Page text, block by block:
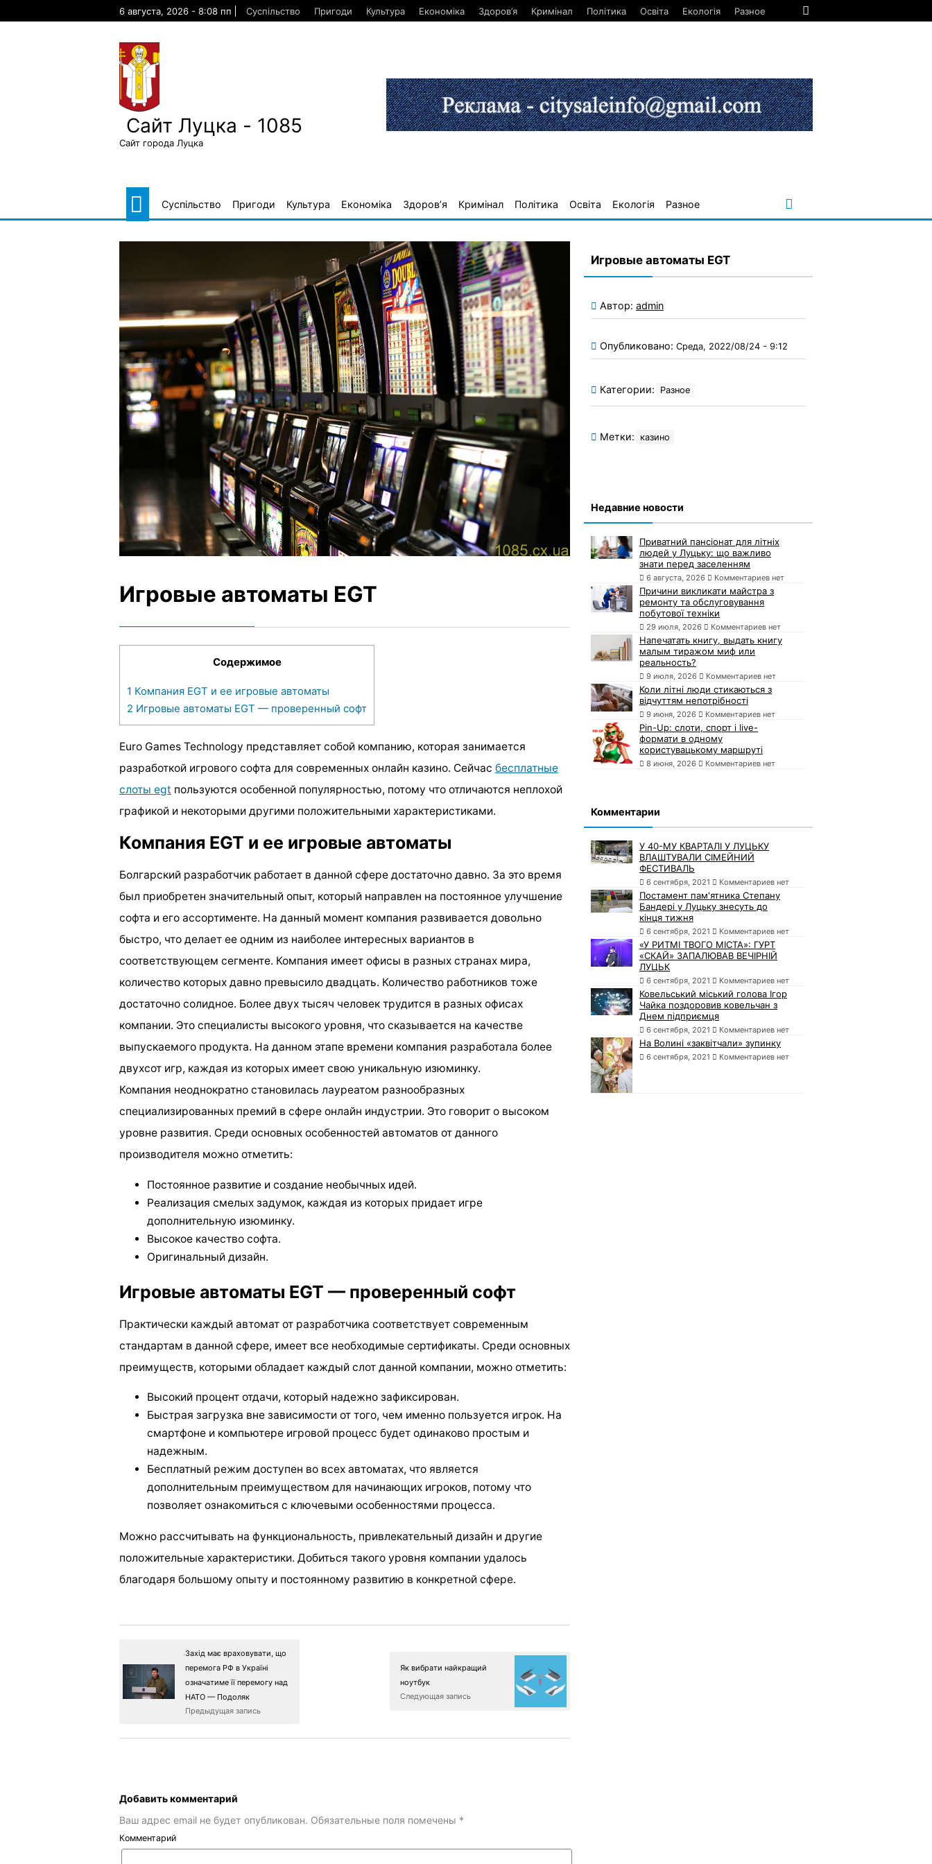
6 августа, 2026 - 8:08 пп Суспільство Пригоди Культура Економіка Здоров’я Кримінал Політика Освіта Екологія Разное
Сайт Луцка - 1085
Сайт города Луцка
Суспільство Пригоди Культура Економіка Здоров’я Кримінал Політика Освіта Екологія Разное
Игровые автоматы EGT
Содержимое
1 Компания EGT и ее игровые автоматы
2 Игровые автоматы EGT — проверенный софт
Euro Games Technology представляет собой компанию, которая занимается
разработкой игрового софта для современных онлайн казино. Сейчас бесплатные
слоты egt пользуются особенной популярностью, потому что отличаются неплохой
графикой и некоторыми другими положительными характеристиками.
Компания EGT и ее игровые автоматы
Болгарский разработчик работает в данной сфере достаточно давно. За это время
был приобретен значительный опыт, который направлен на постоянное улучшение
софта и его ассортименте. На данный момент компания развивается довольно
быстро, что делает ее одним из наиболее интересных вариантов в
соответствующем сегменте. Компания имеет офисы в разных странах мира,
количество которых давно превысило двадцать. Количество работников тоже
достаточно солидное. Более двух тысяч человек трудится в разных офисах
компании. Это специалисты высокого уровня, что сказывается на качестве
выпускаемого продукта. На данном этапе времени компания разработала более
двухсот игр, каждая из которых имеет свою уникальную изюминку.
Компания неоднократно становилась лауреатом разнообразных
специализированных премий в сфере онлайн индустрии. Это говорит о высоком
уровне развития. Среди основных особенностей автоматов от данного
производителя можно отметить:
Постоянное развитие и создание необычных идей.
Реализация смелых задумок, каждая из которых придает игре
дополнительную изюминку.
Высокое качество софта.
Оригинальный дизайн.
Игровые автоматы EGT — проверенный софт
Практически каждый автомат от разработчика соответствует современным
стандартам в данной сфере, имеет все необходимые сертификаты. Среди основных
преимуществ, которыми обладает каждый слот данной компании, можно отметить:
Высокий процент отдачи, который надежно зафиксирован.
Быстрая загрузка вне зависимости от того, чем именно пользуется игрок. На
смартфоне и компьютере игровой процесс будет одинаково простым и
надежным.
Бесплатный режим доступен во всех автоматах, что является
дополнительным преимуществом для начинающих игроков, потому что
позволяет ознакомиться с ключевыми особенностями процесса.
Можно рассчитывать на функциональность, привлекательный дизайн и другие
положительные характеристики. Добиться такого уровня компании удалось
благодаря большому опыту и постоянному развитию в конкретной сфере.
Захід має враховувати, що
перемога РФ в Україні
означатиме її перемогу над
НАТО — Подоляк
Предыдущая запись
Як вибрати найкращий
ноутбук
Следующая запись
Добавить комментарий
Ваш адрес email не будет опубликован. Обязательные поля помечены *
Комментарий
Игровые автоматы EGT
Автор: admin
Опубликовано: Среда, 2022/08/24 - 9:12
Категории: Разное
Метки: казино
Недавние новости
Приватний пансіонат для літніх
людей у Луцьку: що важливо
знати перед заселенням
6 августа, 2026 Комментариев нет
Причини викликати майстра з
ремонту та обслуговування
побутової техніки
29 июля, 2026 Комментариев нет
Напечатать книгу, выдать книгу
малым тиражом миф или
реальность?
9 июля, 2026 Комментариев нет
Коли літні люди стикаються з
відчуттям непотрібності
9 июня, 2026 Комментариев нет
Pin-Up: слоти, спорт і live-
формати в одному
користувацькому маршруті
8 июня, 2026 Комментариев нет
Комментарии
У 40-МУ КВАРТАЛІ У ЛУЦЬКУ
ВЛАШТУВАЛИ СІМЕЙНИЙ
ФЕСТИВАЛЬ
6 сентября, 2021 Комментариев нет
Постамент пам'ятника Степану
Бандері у Луцьку знесуть до
кінця тижня
6 сентября, 2021 Комментариев нет
«У РИТМІ ТВОГО МІСТА»: ГУРТ
«СКАЙ» ЗАПАЛЮВАВ ВЕЧІРНІЙ
ЛУЦЬК
6 сентября, 2021 Комментариев нет
Ковельський міський голова Ігор
Чайка поздоровив ковельчан з
Днем підприємця
6 сентября, 2021 Комментариев нет
На Волині «заквітчали» зупинку
6 сентября, 2021 Комментариев нет